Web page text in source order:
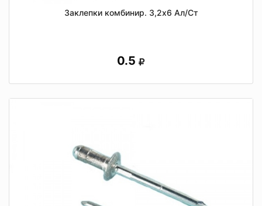
Заклепки комбинир. 3,2х6 Ал/Ст
0.5